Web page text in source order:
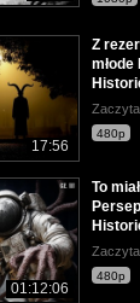
17:56
Z
480p
01:12:06
To
480p